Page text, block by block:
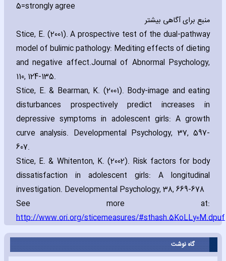
5=strongly agree
منبع برای آگاهی بیشتر
Stice‚ E. (2001). A prospective test of the dual-pathway
model of bulimic pathology: Mediting effects of dieting
and negative affect.Journal of Abnormal Psychology‚
110‚ 124-135.
Stice‚ E. & Bearman‚ K. (2001). Body-image and eating
disturbances prospectively predict increases in
depressive symptoms in adolescent girls: A growth
curve analysis. Developmental Psychology‚ 37‚ 597-
607.
Stice‚ E. & Whitenton‚ K. (2002). Risk factors for body
dissatisfaction in adolescent girls: A longitudinal
investigation. Developmental Psychology‚ 38‚ 669-678
See more at:
http://www.ori.org/sticemeasures/#sthash.5KoLLy0M.dpuf
گاه نوشت